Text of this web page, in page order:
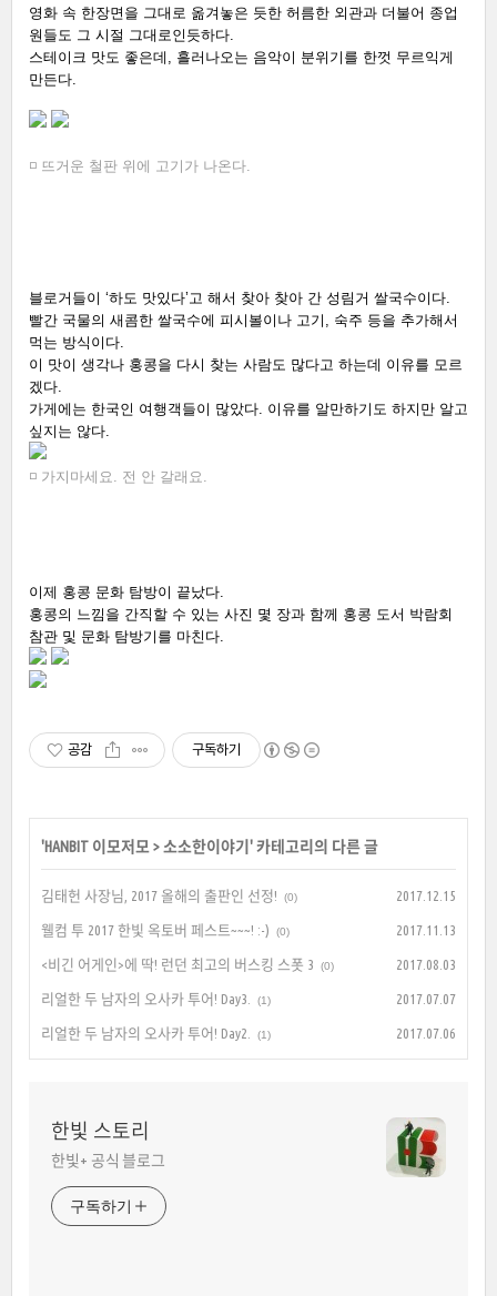
영화 속 한장면을 그대로 옮겨놓은 듯한 허름한 외관과 더불어 종업
원들도 그 시절 그대로인듯하다.
스테이크 맛도 좋은데, 흘러나오는 음악이 분위기를 한껏 무르익게
만든다.
◽ 뜨거운 철판 위에 고기가 나온다.
블로거들이 ‘하도 맛있다’고 해서 찾아 찾아 간 성림거 쌀국수이다.
빨간 국물의 새콤한 쌀국수에 피시볼이나 고기, 숙주 등을 추가해서
먹는 방식이다.
이 맛이 생각나 홍콩을 다시 찾는 사람도 많다고 하는데 이유를 모르
겠다.
가게에는 한국인 여행객들이 많았다. 이유를 알만하기도 하지만 알고
싶지는 않다.
◽ 가지마세요. 전 안 갈래요.
이제 홍콩 문화 탐방이 끝났다.
홍콩의 느낌을 간직할 수 있는 사진 몇 장과 함께 홍콩 도서 박람회
참관 및 문화 탐방기를 마친다.
공감 구독하기
'HANBIT 이모저모 > 소소한이야기 ' 카테고리의 다른 글
김태헌 사장님, 2017 올해의 출판인 선정! (0) 2017.12.15
웰컴 투 2017 한빛 옥토버 페스트~~~! :-) (0) 2017.11.13
<비긴 어게인>에 딱! 런던 최고의 버스킹 스폿 3 (0) 2017.08.03
리얼한 두 남자의 오사카 투어! Day3. (1) 2017.07.07
리얼한 두 남자의 오사카 투어! Day2. (1) 2017.07.06
한빛 스토리
한빛+ 공식 블로그
구독하기